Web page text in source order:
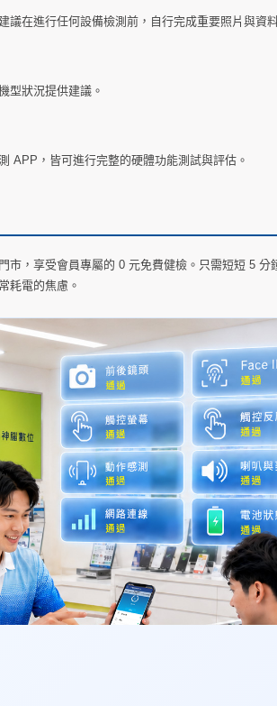
在進行任何設備檢測前，自行完成重要照片與資
型狀況提供建議。
APP，皆可進行完整的硬體功能測試與評估。
，享受會員專屬的 0 元免費健檢。只需短短 5 分
耗電的焦慮。